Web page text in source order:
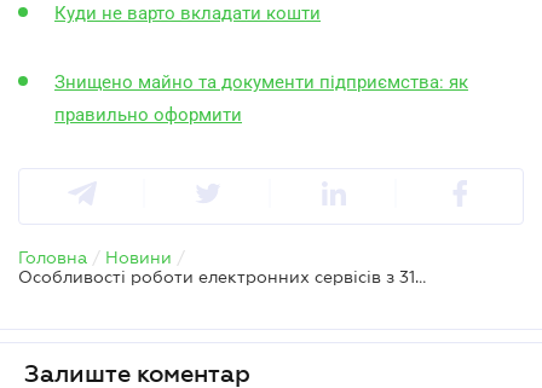
Куди не варто вкладати кошти
Знищено майно та документи підприємства: як
правильно оформити
Головна / Новини /
Особливості роботи електронних сервісів з 31 грудня 2025 року
Залиште коментар